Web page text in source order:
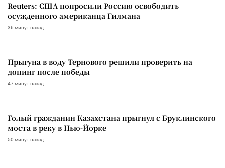
Reuters: США попросили Россию освободить
осужденного американца Гилмана
36 минут назад
Прыгуна в воду Тернового решили проверить на
допинг после победы
47 минут назад
Голый гражданин Казахстана прыгнул с Бруклинского
моста в реку в Нью-Йорке
50 минут назад